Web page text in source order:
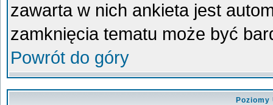
zawarta w nich ankieta jest
zamknięcia tematu może być
Powrót do góry